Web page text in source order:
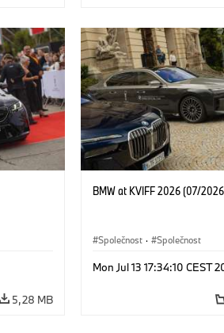
5,28 MB
BMW at KVIFF 2026 (07/
Společnost · Společnost
Mon Jul 13 17:34:10 CEST